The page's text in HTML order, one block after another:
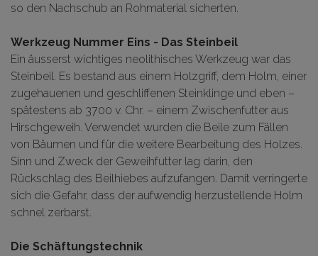
so den Nachschub an Rohmaterial sicherten.
Werkzeug Nummer Eins - Das Steinbeil
Ein äusserst wichtiges neolithisches Werkzeug war das
Steinbeil. Es bestand aus einem Holzgriff, dem Holm, einer
zugehauenen und geschliffenen Steinklinge und eben –
spätestens ab 3700 v. Chr. – einem Zwischenfutter aus
Hirschgeweih. Verwendet wurden die Beile zum Fällen
von Bäumen und für die weitere Bearbeitung des Holzes.
Sinn und Zweck der Geweihfutter lag darin, den
Rückschlag des Beilhiebes aufzufangen. Damit verringerte
sich die Gefahr, dass der aufwendig herzustellende Holm
schnel zerbarst.
Die Schäftungstechnik